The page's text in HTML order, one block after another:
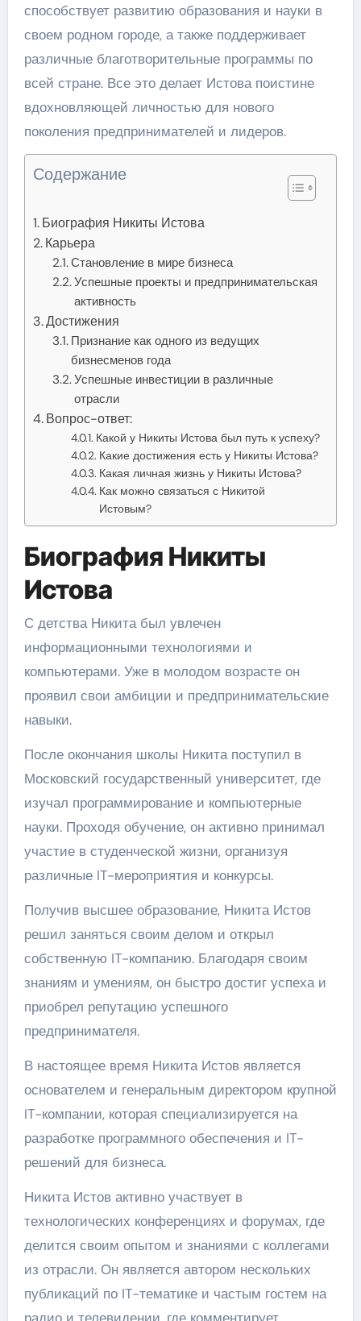
способствует развитию образования и науки в
своем родном городе, а также поддерживает
различные благотворительные программы по
всей стране. Все это делает Истова поистине
вдохновляющей личностью для нового
поколения предпринимателей и лидеров.
Содержание
Биография Никиты Истова
Карьера
Становление в мире бизнеса
Успешные проекты и предпринимательская
активность
Достижения
Признание как одного из ведущих
бизнесменов года
Успешные инвестиции в различные
отрасли
Вопрос-ответ:
Какой у Никиты Истова был путь к успеху?
Какие достижения есть у Никиты Истова?
Какая личная жизнь у Никиты Истова?
Как можно связаться с Никитой
Истовым?
Биография Никиты
Истова
С детства Никита был увлечен
информационными технологиями и
компьютерами. Уже в молодом возрасте он
проявил свои амбиции и предпринимательские
навыки.
После окончания школы Никита поступил в
Московский государственный университет, где
изучал программирование и компьютерные
науки. Проходя обучение, он активно принимал
участие в студенческой жизни, организуя
различные IT-мероприятия и конкурсы.
Получив высшее образование, Никита Истов
решил заняться своим делом и открыл
собственную IT-компанию. Благодаря своим
знаниям и умениям, он быстро достиг успеха и
приобрел репутацию успешного
предпринимателя.
В настоящее время Никита Истов является
основателем и генеральным директором крупной
IT-компании, которая специализируется на
разработке программного обеспечения и IT-
решений для бизнеса.
Никита Истов активно участвует в
технологических конференциях и форумах, где
делится своим опытом и знаниями с коллегами
из отрасли. Он является автором нескольких
публикаций по IT-тематике и частым гостем на